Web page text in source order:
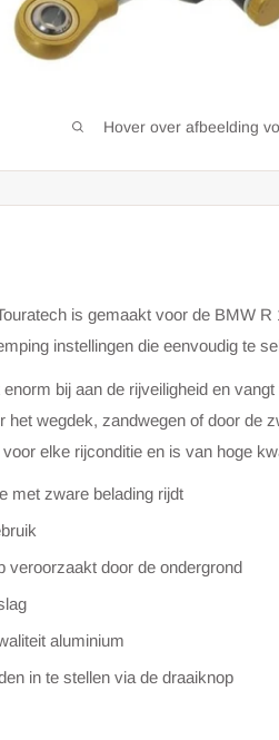
Hover over afbeelding
is gemaakt voor de BMW R
instellingen die eenvoudig te
bij aan de rijveiligheid en
het wegdek, zandwegen of door de
elke rijconditie en is van hoge
met zware belading rijdt
veroorzaakt door de ondergrond
aluminium
in te stellen via de draaiknop